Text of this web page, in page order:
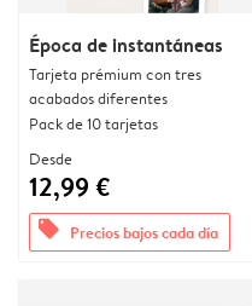
Época de instantáneas
Tarjeta prémium con tres
acabados diferentes
Pack de 10 tarjetas
Desde
12,99 €
offers Precios bajos cada día